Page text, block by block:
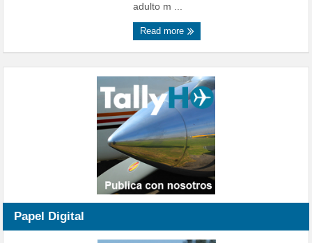
adulto m ...
Read more
Papel Digital